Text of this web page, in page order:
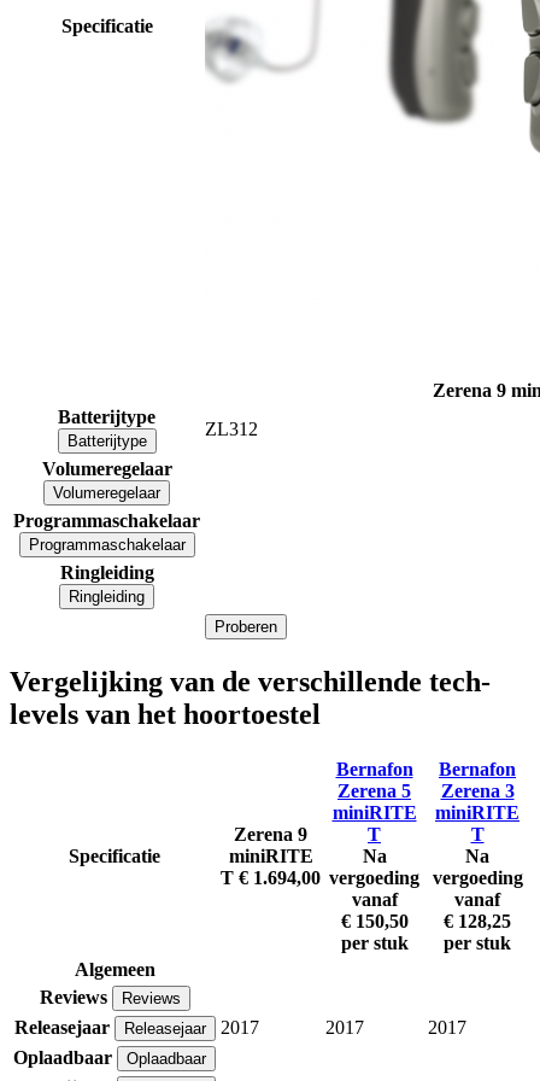
Specificatie
Zerena 9
Batterijtype
Batterijtype
ZL312
Volumeregelaar
Volumeregelaar
Programmaschakelaar
Programmaschakelaar
Ringleiding
Ringleiding
Proberen
Vergelijking van de verschillende tech-
levels van het hoortoestel
Specificatie
Zerena 9
miniRITE
T € 1.694,00
Bernafon
Zerena 5
miniRITE
T
Na
vergoeding
vanaf
€ 150,50
per stuk
Bernafon
Zerena 3
miniRITE
T
Na
vergoeding
vanaf
€ 128,25
per stuk
Algemeen
Reviews
Reviews
Releasejaar Releasejaar 2017 2017
2017
Oplaadbaar
Oplaadbaar